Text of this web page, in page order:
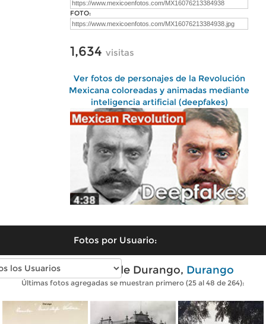
FOTO:
1,634 visitas
Ver fotos de personajes de la Revolución
Mexicana coloreadas y animadas mediante
inteligencia artificial (deepfakes)
Fotos por Usuario:
Fotos antiguas de Durango, Durango
Últimas fotos agregadas se muestran primero (25 al 48 de 264):